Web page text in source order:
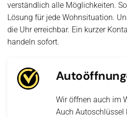
verständlich alle Möglichkeiten.
Lösung für jede Wohnsituation.
die Uhr erreichbar. Ein kurzer
handeln sofort.
Wir öffnen auch im
Auch Autoschlüssel